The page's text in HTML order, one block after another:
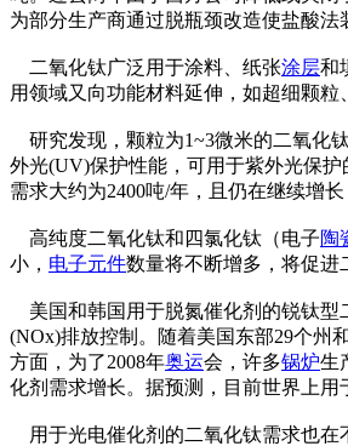
为部分生产商通过脱瓶颈改造使盐酸
二氧化钛广泛用于涂料、纸张涂层和
用领域又向功能材料延伸，如超细颗粒、
研究发现，颗粒为1~3微米的二氧化
外光(UV)保护性能，可用于紫外光保
需求大约为2400吨/年，且仍在继续增
高纯度二氧化钛和四氯化钛（电子陶
小， 电子元件数量将不断增多，将促进
美国和韩国用于脱氮催化剂的锐钛型
(NOx)排放控制。随着美国东部29个州
方面，为了2008年奥运会，许多锅炉生
化剂需求增长。据预测，目前世界上
用于光电催化剂的二氧化钛需求也在